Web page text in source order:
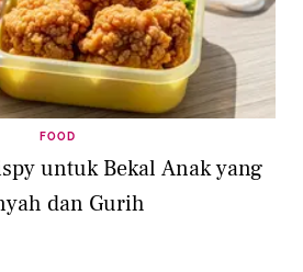
FOOD
untuk Bekal Anak yang
dan Gurih